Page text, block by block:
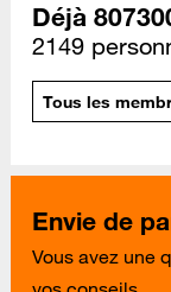
Déjà
2149
Tous les
Envie de
Vous avez une